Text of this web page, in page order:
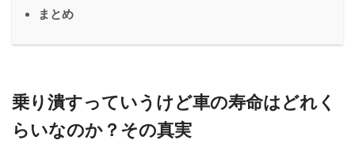
まとめ
乗り潰すっていうけど車の寿命はどれく
らいなのか？その真実